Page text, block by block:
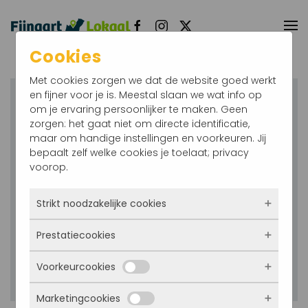
Login
Inloggen
Wachtwoord vergeten?
Gebruikersnaam vergeten?
Cookies
Met cookies zorgen we dat de website goed werkt
en fijner voor je is. Meestal slaan we wat info op
om je ervaring persoonlijker te maken. Geen
zorgen: het gaat niet om directe identificatie,
maar om handige instellingen en voorkeuren. Jij
bepaalt zelf welke cookies je toelaat; privacy
voorop.
Strikt noodzakelijke cookies
Deze cookies zorgen ervoor dat de website
überhaupt werkt. Ze zijn dus altijd actief en
kunnen niet worden uitgezet. Meestal worden
ze alleen geplaatst als jij iets doet, zoals
inloggen, een formulier invullen of je
Prestatiecookies
Met deze cookies zien we hoe vaak onze site
bezocht wordt, waar bezoekers vandaan
komen en welke pagina’s populair zijn. Zo
Voorkeurcookies
Deze cookies onthouden jouw voorkeuren.
Marketingcookies